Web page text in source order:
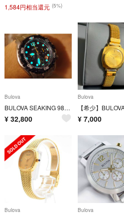
1,584円相当還元 (5%)
Bulova
BULOVA SEAKING 98B244 クロノグラフクォーツ
¥ 32,800
Bulova
¥ 7,000
Bulova Bulova